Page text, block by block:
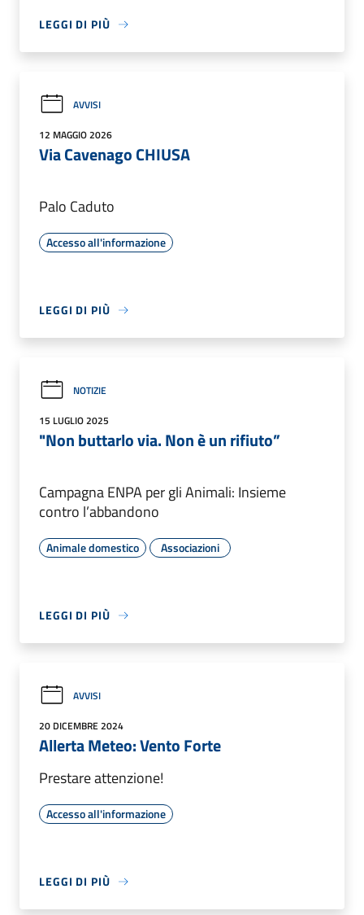
LEGGI DI PIÙ
AVVISI
12 MAGGIO 2026
Via Cavenago CHIUSA
Palo Caduto
Accesso all'informazione
LEGGI DI PIÙ
NOTIZIE
15 LUGLIO 2025
"Non buttarlo via. Non è un rifiuto”
Campagna ENPA per gli Animali: Insieme
contro l’abbandono
Animale domestico Associazioni
LEGGI DI PIÙ
AVVISI
20 DICEMBRE 2024
Allerta Meteo: Vento Forte
Prestare attenzione!
Accesso all'informazione
LEGGI DI PIÙ